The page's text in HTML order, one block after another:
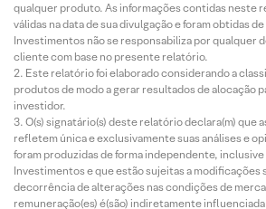
qualquer produto. As informações contidas neste
válidas na data de sua divulgação e foram obtidas
Investimentos não se responsabiliza por qualquer
cliente com base no presente relatório.
Este relatório foi elaborado considerando a
produtos de modo a gerar resultados de alocação
investidor.
O(s) signatário(s) deste relatório declara(m) que
refletem única e exclusivamente suas análises e
foram produzidas de forma independente, inclusive
Investimentos e que estão sujeitas a modificações
decorrência de alterações nas condições de
remuneração(es) é(são) indiretamente